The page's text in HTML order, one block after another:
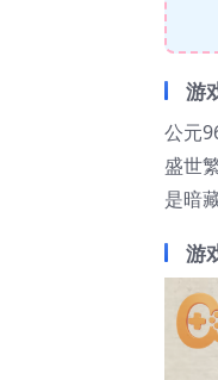
游
公元
盛世
是暗
游